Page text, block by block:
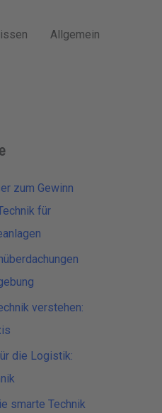
Allgemein
zum Gewinn
für
verstehen:
die Logistik:
smarte Technik